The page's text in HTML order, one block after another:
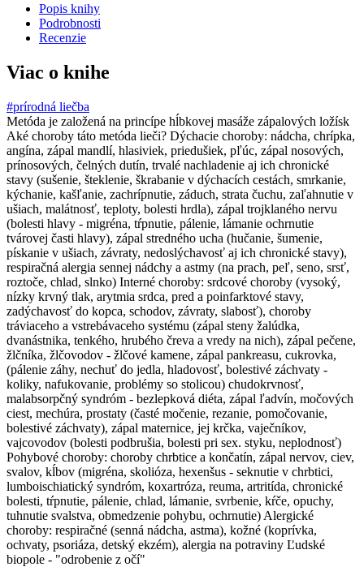
Popis knihy
Podrobnosti
Recenzie
Viac o knihe
#prírodná liečba
Metóda je založená na princípe hĺbkovej masáže zápalových ložísk
Aké choroby táto metóda lieči? Dýchacie choroby: nádcha, chrípka,
angína, zápal mandlí, hlasiviek, priedušiek, pľúc, zápal nosových,
prínosových, čelných dutín, trvalé nachladenie aj ich chronické
stavy (sušenie, šteklenie, škrabanie v dýchacích cestách, smrkanie,
kýchanie, kašľanie, zachrípnutie, záduch, strata čuchu, zaľahnutie v
ušiach, malátnosť, teploty, bolesti hrdla), zápal trojklaného nervu
(bolesti hlavy - migréna, tŕpnutie, pálenie, lámanie ochrnutie
tvárovej časti hlavy), zápal stredného ucha (hučanie, šumenie,
pískanie v ušiach, závraty, nedoslýchavosť aj ich chronické stavy),
respiračná alergia sennej nádchy a astmy (na prach, peľ, seno, srsť,
roztoče, chlad, slnko) Interné choroby: srdcové choroby (vysoký,
nízky krvný tlak, arytmia srdca, pred a poinfarktové stavy,
zadýchavosť do kopca, schodov, závraty, slabosť), choroby
tráviaceho a vstrebávaceho systému (zápal steny žalúdka,
dvanástnika, tenkého, hrubého čreva a vredy na nich), zápal pečene,
žlčníka, žlčovodov - žlčové kamene, zápal pankreasu, cukrovka,
(pálenie záhy, nechuť do jedla, hladovosť, bolestivé záchvaty -
koliky, nafukovanie, problémy so stolicou) chudokrvnosť,
malabsorpčný syndróm - bezlepková diéta, zápal ľadvín, močových
ciest, mechúra, prostaty (časté močenie, rezanie, pomočovanie,
bolestivé záchvaty), zápal maternice, jej krčka, vaječníkov,
vajcovodov (bolesti podbrušia, bolesti pri sex. styku, neplodnosť)
Pohybové choroby: choroby chrbtice a končatín, zápal nervov, ciev,
svalov, kĺbov (migréna, skolióza, hexenšus - seknutie v chrbtici,
lumboischiatický syndróm, koxartróza, reuma, artritída, chronické
bolesti, tŕpnutie, pálenie, chlad, lámanie, svrbenie, kŕče, opuchy,
tuhnutie svalstva, obmedzenie pohybu, ochrnutie) Alergické
choroby: respiračné (senná nádcha, astma), kožné (koprívka,
ochvaty, psoriáza, detský ekzém), alergia na potraviny Ľudské
biopole - "odrobenie z očí"